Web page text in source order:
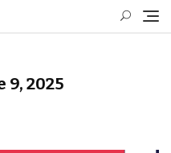
9, 2025